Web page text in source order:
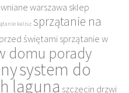
warszawa sklep
kalisz sprzątanie na
świętamisprzątanie w
domu porady
system do
laguna szczecin drzwi